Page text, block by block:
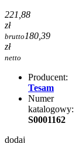
221,88
zł
brutto 180,39
zł
netto
Producent:
Tesam
Numer
katalogowy:
S0001162
dodaj